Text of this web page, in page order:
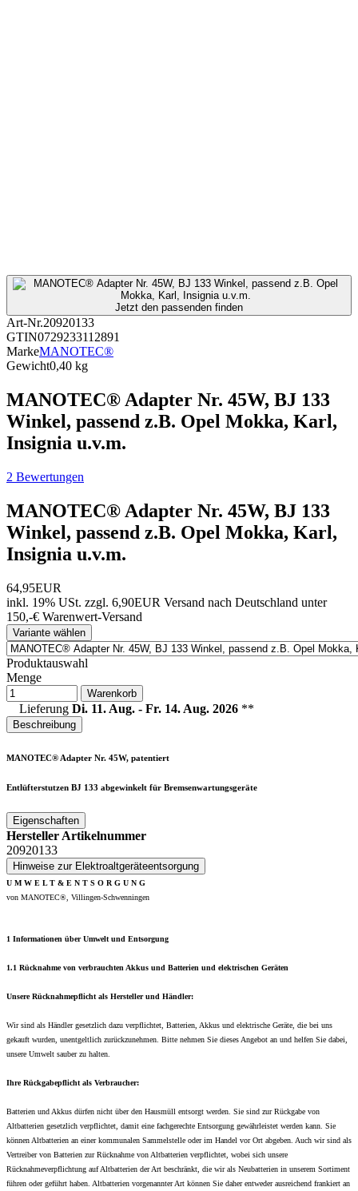
Jetzt den passenden finden
Art-Nr.20920133
GTIN0729233112891
MarkeMANOTEC®
Gewicht0,40 kg
MANOTEC® Adapter Nr. 45W, BJ 133
Winkel, passend z.B. Opel Mokka, Karl,
Insignia u.v.m.
2 Bewertungen
MANOTEC® Adapter Nr. 45W, BJ 133
Winkel, passend z.B. Opel Mokka, Karl,
Insignia u.v.m.
64,95EUR
inkl. 19% USt. zzgl. 6,90EUR Versand nach Deutschland unter
150,-€ Warenwert-Versand
Variante wählen
Produktauswahl
Menge
Warenkorb
Lieferung Di. 11. Aug. - Fr. 14. Aug. 2026 **
Beschreibung
MANOTEC® Adapter Nr. 45W, patentiert
Entlüfterstutzen BJ 133 abgewinkelt für Bremsenwartungsgeräte
Eigenschaften
Hersteller Artikelnummer
20920133
Hinweise zur Elektroaltgeräteentsorgung
U M W E L T & E N T S O R G U N G
von MANOTEC®, Villingen-Schwenningen
1 Informationen über Umwelt und Entsorgung
1.1 Rücknahme von verbrauchten Akkus und Batterien und elektrischen Geräten
Unsere Rücknahmepflicht als Hersteller und Händler:
Wir sind als Händler gesetzlich dazu verpflichtet, Batterien, Akkus und elektrische Geräte, die bei uns
gekauft wurden, unentgeltlich zurückzunehmen. Bitte nehmen Sie dieses Angebot an und helfen Sie dabei,
unsere Umwelt sauber zu halten.
Ihre Rückgabepflicht als Verbraucher:
Batterien und Akkus dürfen nicht über den Hausmüll entsorgt werden. Sie sind zur Rückgabe von
Altbatterien gesetzlich verpflichtet, damit eine fachgerechte Entsorgung gewährleistet werden kann. Sie
können Altbatterien an einer kommunalen Sammelstelle oder im Handel vor Ort abgeben. Auch wir sind als
Vertreiber von Batterien zur Rücknahme von Altbatterien verpflichtet, wobei sich unsere
Rücknahmeverpflichtung auf Altbatterien der Art beschränkt, die wir als Neubatterien in unserem Sortiment
führen oder geführt haben. Altbatterien vorgenannter Art können Sie daher entweder ausreichend frankiert an